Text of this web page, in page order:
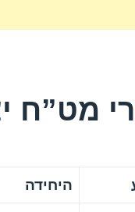
יציגים
היחידה